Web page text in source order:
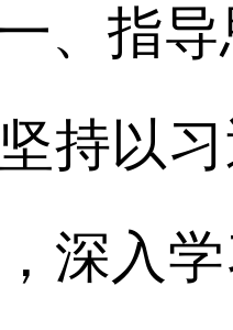
、指
以习
深入